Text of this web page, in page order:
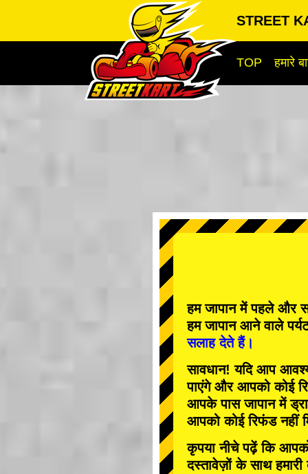
STREET
TOP हमारे
हम जापान मेंपहलेऔर
हम जापान आने वाले
सलाह देते हैं।
सावधान! यदि आप
पाएंगे और आपको कोई
आपके पास जापान में
आपको कोई रिफंड नहीं
कृपया नीचे पढ़ें कि
दस्तावेज़ों के साथ